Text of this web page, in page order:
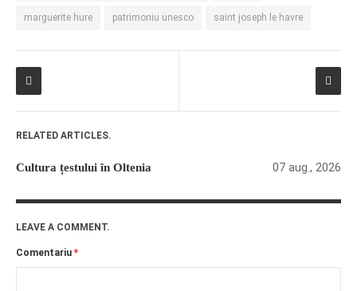
marguerite hure patrimoniu unesco saint joseph le havre
RELATED ARTICLES.
Cultura țestului în Oltenia 07 aug., 2026
LEAVE A COMMENT.
Comentariu *